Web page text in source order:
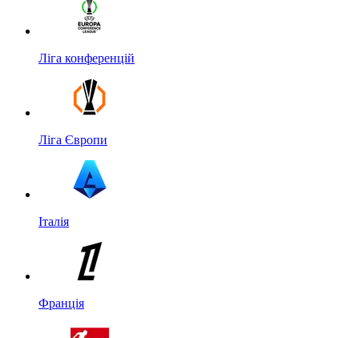
Ліга конференцій
Ліга Європи
Італія
Франція